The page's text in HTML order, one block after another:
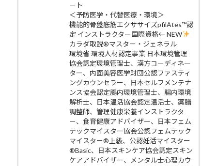
ート
＜予防医学・代替医療・環境＞
機能的骨盤底筋エクササイズpfilAtes™認
定 インストラクター国際資格← NEW
カラダ取説®マスター・ジェネラル
環境省 環境人材認定事業 日本環境管理
協会認定環境管理士、漢方コーディネー
ター、内面美容医学財団公認ファスティ
ングカウンセラー、日本セルフメンテナ
ンス協会認定腸内環境管理士、腸内環境
解析士、日本温活協会認定温活士、薬膳
調整師、管理健康栄養インストラクタ
ー、食育健康アドバイザー、日本フェム
テックマイスター協会公認フェムテック
マイスター®上級、公認妊活マイスター
®Basic、日本スキンケア協会認定スキン
ケアアドバイザー、メンタル士心理カウ